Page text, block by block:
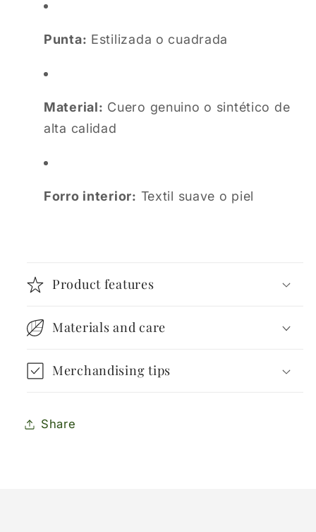
Punta: Estilizada o cuadrada
Material: Cuero genuino o sintético de
alta calidad
Forro interior: Textil suave o piel
Product features
Materials and care
Merchandising tips
Share